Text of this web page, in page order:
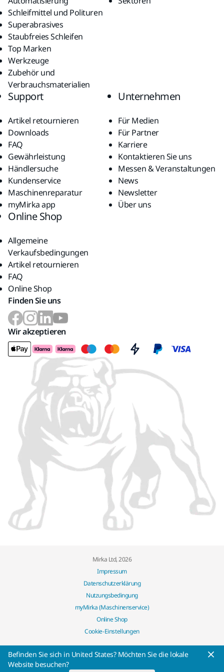
Schleifmittel und Polituren
Superabrasives
Staubfreies Schleifen
Top Marken
Werkzeuge
Zubehör und
Verbrauchsmaterialien
Support
Artikel retournieren
Downloads
FAQ
Gewährleistung
Händlersuche
Kundenservice
Maschinenreparatur
myMirka app
Unternehmen
Für Medien
Für Partner
Karriere
Kontaktieren Sie uns
Messen & Veranstaltungen
News
Newsletter
Über uns
Online Shop
Allgemeine
Verkaufsbedingungen
Artikel retournieren
FAQ
Online Shop
Finden Sie uns
Wir akzeptieren
Mirka Ltd, 2026
Impressum
Datenschutzerklärung
Nutzungsbedingung
myMirka (Maschinenservice)
Online Shop
Cookie-Einstellungen
Befinden Sie sich in United States? Möchten Sie die lokale
Website besuchen?